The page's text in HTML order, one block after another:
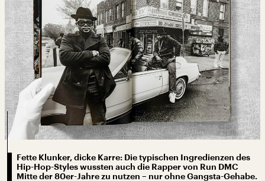
Fette Klunker, dicke Karre: Die typischen Ingredienzen des
Hip-Hop-Styles wussten auch die Rapper von Run DMC
Mitte der 80er-Jahre zu nutzen – nur ohne Gangsta-Gehabe.